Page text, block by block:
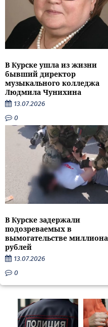
В Курске ушла из жизни
бывший директор
музыкального колледжа
Людмила Чунихина
13.07.2026
0
В Курске задержали
подозреваемых в
вымогательстве миллиона
рублей
13.07.2026
0